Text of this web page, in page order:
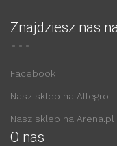
Znajdziesz nas
Facebook
Nasz sklep na Allegro
Nasz sklep na Arena.pl
O nas